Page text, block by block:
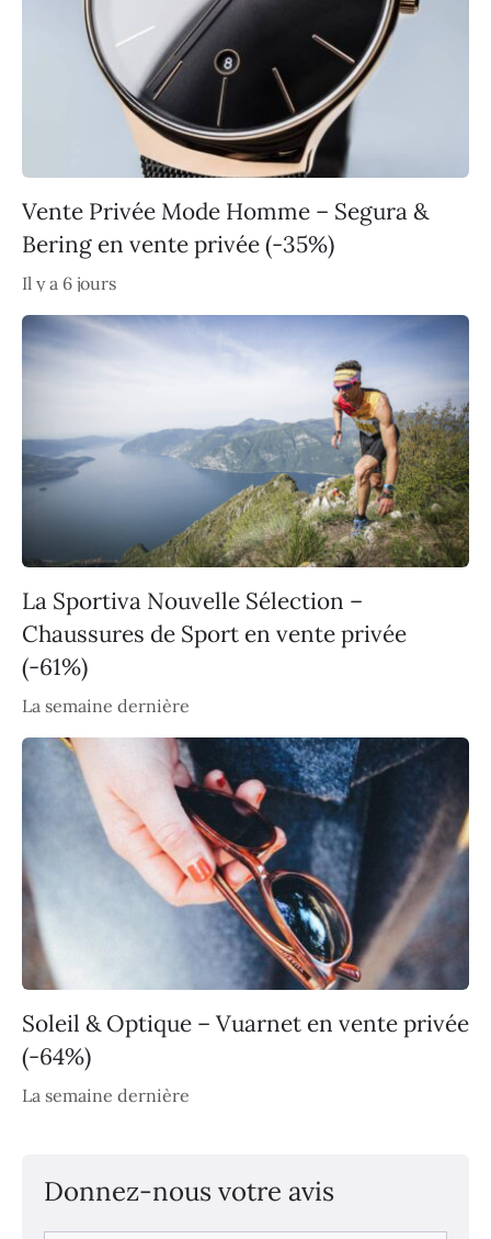
Vente Privée Mode Homme – Segura &
Bering en vente privée (-35%)
Il y a 6 jours
La Sportiva Nouvelle Sélection –
Chaussures de Sport en vente privée
(-61%)
La semaine dernière
Soleil & Optique – Vuarnet en vente privée
(-64%)
La semaine dernière
Donnez-nous votre avis